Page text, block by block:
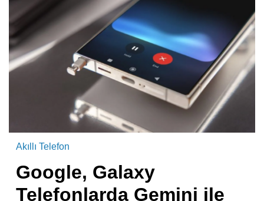
Akıllı Telefon
Google, Galaxy
Telefonlarda Gemini ile